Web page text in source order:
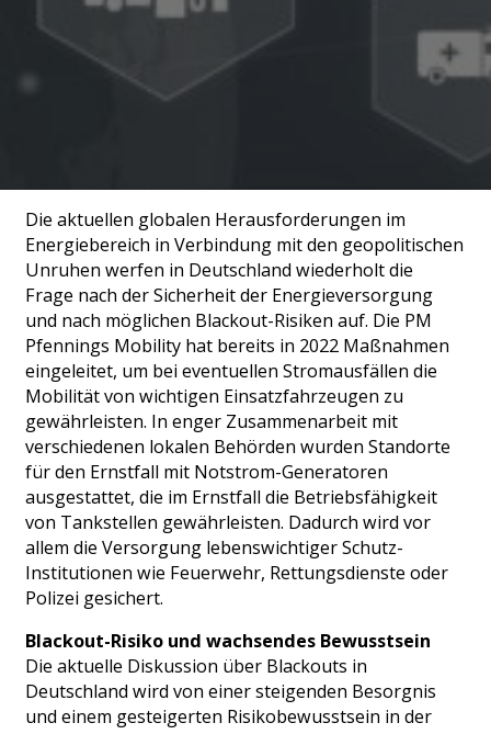
Die aktuellen globalen Herausforderungen im
Energiebereich in Verbindung mit den geopolitischen
Unruhen werfen in Deutschland wiederholt die
Frage nach der Sicherheit der Energieversorgung
und nach möglichen Blackout-Risiken auf. Die PM
Pfennings Mobility hat bereits in 2022 Maßnahmen
eingeleitet, um bei eventuellen Stromausfällen die
Mobilität von wichtigen Einsatzfahrzeugen zu
gewährleisten. In enger Zusammenarbeit mit
verschiedenen lokalen Behörden wurden Standorte
für den Ernstfall mit Notstrom-Generatoren
ausgestattet, die im Ernstfall die Betriebsfähigkeit
von Tankstellen gewährleisten. Dadurch wird vor
allem die Versorgung lebenswichtiger Schutz-
Institutionen wie Feuerwehr, Rettungsdienste oder
Polizei gesichert.
Blackout-Risiko und wachsendes Bewusstsein
Die aktuelle Diskussion über Blackouts in
Deutschland wird von einer steigenden Besorgnis
und einem gesteigerten Risikobewusstsein in der